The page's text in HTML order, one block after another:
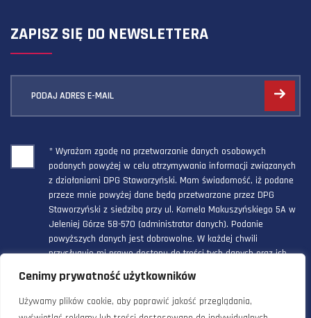
Cenimy prywatność użytkowników
Używamy plików cookie, aby poprawić jakość przeglądania,
ZAPISZ SIĘ DO NEWSLETTERA
PODAJ ADRES E-MAIL
* Wyrażam zgodę na przetwarzanie danych osobowych
podanych powyżej w celu otrzymywania informacji związanych
z działaniami DPG Staworzyński. Mam świadomość, iż podane
przeze mnie powyżej dane będą przetwarzane przez DPG
Staworzyński z siedzibą przy ul. Kornela Makuszyńskiego 5A w
Jeleniej Górze 58-570 (administrator danych). Podanie
powyższych danych jest dobrowolne. W każdej chwili
przysługuje mi prawo dostępu do treści tych danych oraz ich
poprawienia, a powyższa zgoda może być odwołana w każdym
czasie.